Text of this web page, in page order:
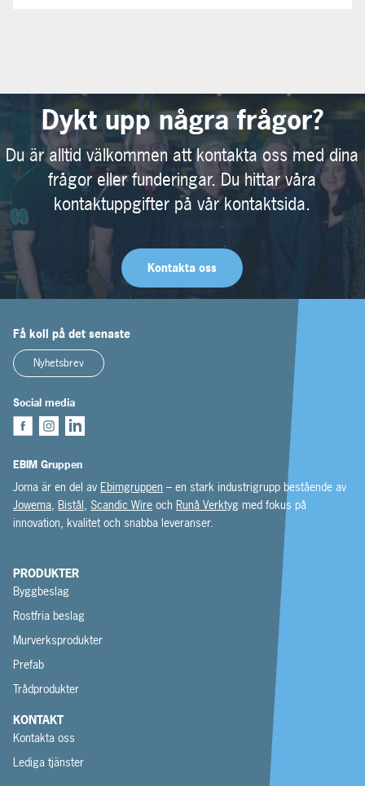
Dykt upp några frågor?
Du är alltid välkommen att kontakta oss med dina
frågor eller funderingar. Du hittar våra
kontaktuppgifter på vår kontaktsida.
Kontakta oss
Få koll på det senaste
Nyhetsbrev
Social media
EBIM Gruppen
Joma är en del av Ebimgruppen – en stark industrigrupp bestående av
Jowema, Bistål, Scandic Wire och Runå Verktyg med fokus på
innovation, kvalitet och snabba leveranser.
PRODUKTER
Byggbeslag
Rostfria beslag
Murverksprodukter
Prefab
Trådprodukter
KONTAKT
Kontakta oss
Lediga tjänster